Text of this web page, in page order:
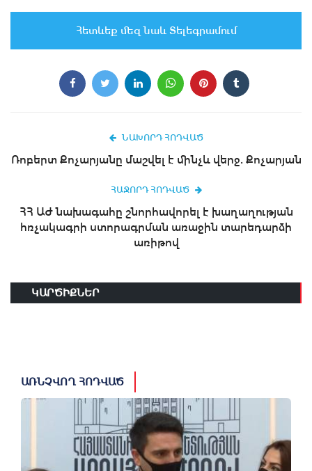
Հետևեք մեզ նաև Տելեգրամում
ՆԱԽՈՐԴ ՀՈԴՎԱԾ
Ռոբերտ Քոչարյանը մաշվել է մինչև վերջ. Քոչարյան
ՀԱՋՈՐԴ ՀՈԴՎԱԾ
ՀՀ ԱԺ նախագահը շնորհավորել է խաղաղության
հռչակագրի ստորագրման առաջին տարեդարձի
առիթով
ԿԱՐԾԻՔՆԵՐ
ԱՌՆՉՎՈՂ ՀՈԴՎԱԾ